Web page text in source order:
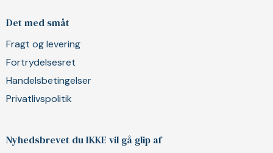
Det med småt
Fragt og levering
Fortrydelsesret
Handelsbetingelser
Privatlivspolitik
Nyhedsbrevet du IKKE vil gå glip af